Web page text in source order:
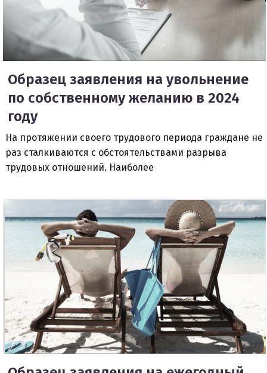
Образец заявления на увольнение
по собственному желанию в 2024
году
На протяжении своего трудового периода граждане не
раз сталкиваются с обстоятельствами разрыва
трудовых отношений. Наиболее